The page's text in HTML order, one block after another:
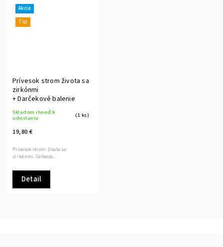
Akcia
Tip
Prívesok strom života sa
zirkónmi
+ Darčekové balenie
Skladom ihneď k
odoslaniu
(1 ks)
19,80 €
Detail
Prívesok strom života sa
zirkónmi. Celková...